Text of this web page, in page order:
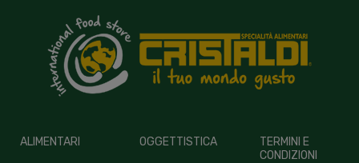
ALIMENTARI OGGETTISTICA
TERMINI E
CONDIZIONI